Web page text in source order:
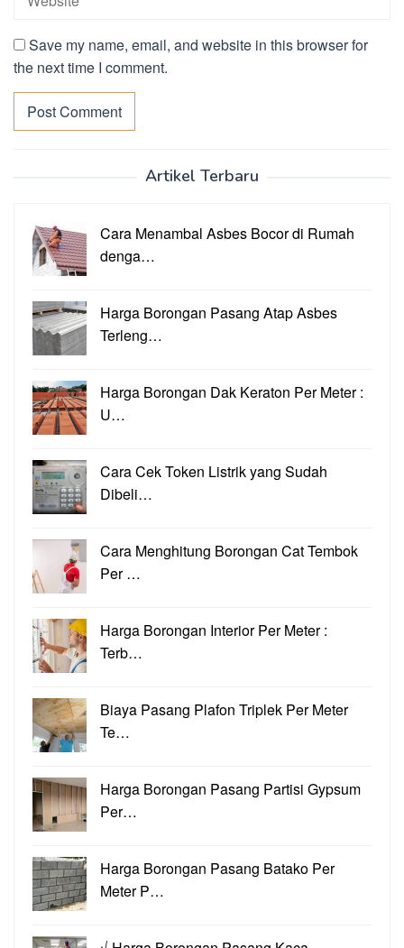
Save my name, email, and website in this browser for
the next time I comment.
Artikel Terbaru
Cara Menambal Asbes Bocor di Rumah
denga…
Harga Borongan Pasang Atap Asbes
Terleng…
Harga Borongan Dak Keraton Per Meter :
U…
Cara Cek Token Listrik yang Sudah
Dibeli…
Cara Menghitung Borongan Cat Tembok
Per …
Harga Borongan Interior Per Meter :
Terb…
Biaya Pasang Plafon Triplek Per Meter
Te…
Harga Borongan Pasang Partisi Gypsum
Per…
Harga Borongan Pasang Batako Per
Meter P…